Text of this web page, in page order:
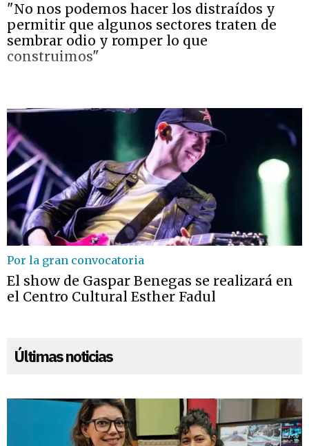
"No nos podemos hacer los distraídos y
permitir que algunos sectores traten de
sembrar odio y romper lo que
construimos"
Por la gran convocatoria
El show de Gaspar Benegas se realizará en
el Centro Cultural Esther Fadul
Últimas noticias